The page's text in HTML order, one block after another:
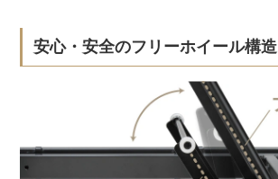
安心・安全のフリーホイール構造